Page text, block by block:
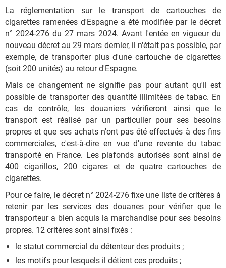
La réglementation sur le transport de cartouches de
cigarettes ramenées d'Espagne a été modifiée par le décret
n° 2024-276 du 27 mars 2024. Avant l'entée en vigueur du
nouveau décret au 29 mars dernier, il n'était pas possible, par
exemple, de transporter plus d'une cartouche de cigarettes
(soit 200 unités) au retour d'Espagne.
Mais ce changement ne signifie pas pour autant qu'il est
possible de transporter des quantité illimitées de tabac. En
cas de contrôle, les douaniers vérifieront ainsi que le
transport est réalisé par un particulier pour ses besoins
propres et que ses achats n'ont pas été effectués à des fins
commerciales, c'est-à-dire en vue d'une revente du tabac
transporté en France. Les plafonds autorisés sont ainsi de
400 cigarillos, 200 cigares et de quatre cartouches de
cigarettes.
Pour ce faire, le décret n° 2024-276 fixe une liste de critères à
retenir par les services des douanes pour vérifier que le
transporteur a bien acquis la marchandise pour ses besoins
propres. 12 critères sont ainsi fixés :
le statut commercial du détenteur des produits ;
les motifs pour lesquels il détient ces produits ;